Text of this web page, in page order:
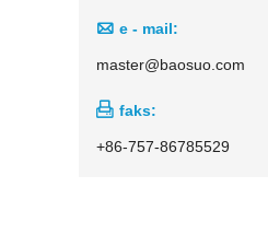
 e - mail:
master@baosuo.com
 faks:
+86-757-86785529